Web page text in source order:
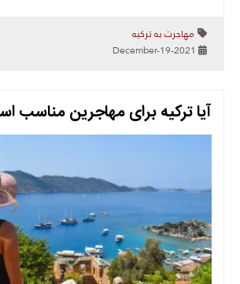
مهاجرت به ترکیه
آیا ترکیه برای مهاجرین مناسب